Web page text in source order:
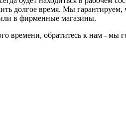
долгое время. Мы гарантируем,
или в фирменные магазины.
времени, обратитесь к нам - мы